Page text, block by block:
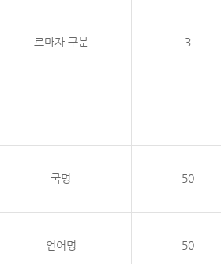
로마자 구분 3
국명 50
언어명 50